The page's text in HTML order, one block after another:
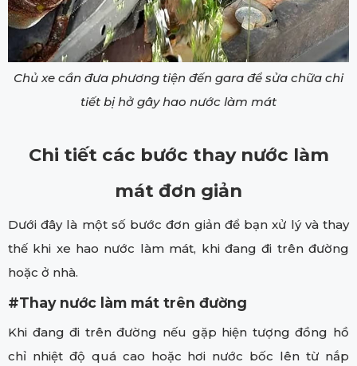
Chủ xe cần đưa phương tiện đến gara để sửa chữa chi
tiết bị hở gây hao nước làm mát
Chi tiết các bước thay nước làm
mát đơn giản
Dưới đây là một số bước đơn giản để bạn xử lý và thay
thế khi xe hao nước làm mát, khi đang đi trên đường
hoặc ở nhà.
#Thay nước làm mát trên đường
Khi đang đi trên đường nếu gặp hiện tượng đồng hồ
chỉ nhiệt độ quá cao hoặc hơi nước bốc lên từ nắp